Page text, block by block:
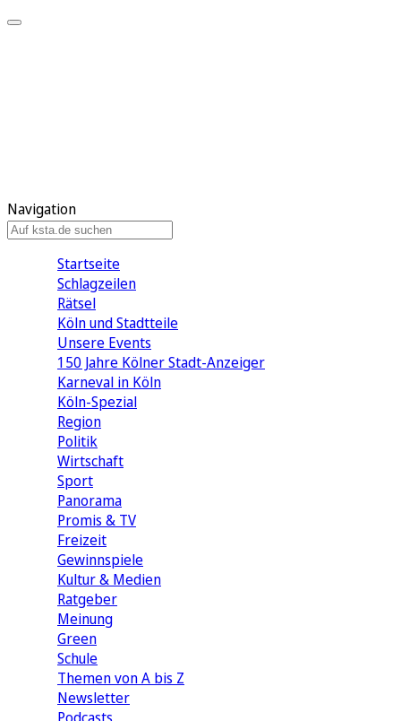
Navigation
Startseite
Schlagzeilen
Rätsel
Köln und Stadtteile
Unsere Events
150 Jahre Kölner Stadt-Anzeiger
Karneval in Köln
Köln-Spezial
Region
Politik
Wirtschaft
Sport
Panorama
Promis & TV
Freizeit
Gewinnspiele
Kultur & Medien
Ratgeber
Meinung
Green
Schule
Themen von A bis Z
Newsletter